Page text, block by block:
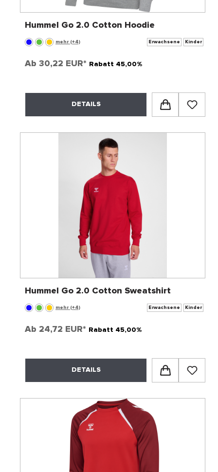
Hummel Go 2.0 Cotton Hoodie
mehr (+4) Erwachsene Kinder
Ab 30,22 EUR* Rabatt 45,00%
DETAILS
Hummel Go 2.0 Cotton Sweatshirt
mehr (+4) Erwachsene Kinder
Ab 24,72 EUR* Rabatt 45,00%
DETAILS